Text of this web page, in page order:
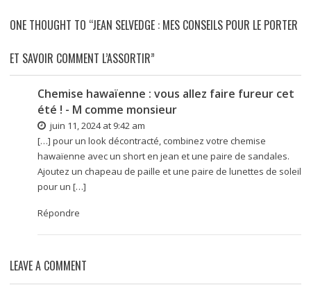
ONE THOUGHT TO “JEAN SELVEDGE : MES CONSEILS POUR LE PORTER
ET SAVOIR COMMENT L’ASSORTIR”
Chemise hawaïenne : vous allez faire fureur cet
été ! - M comme monsieur
juin 11, 2024 at 9:42 am
[…] pour un look décontracté, combinez votre chemise
hawaïenne avec un short en jean et une paire de sandales.
Ajoutez un chapeau de paille et une paire de lunettes de soleil
pour un […]
Répondre
LEAVE A COMMENT